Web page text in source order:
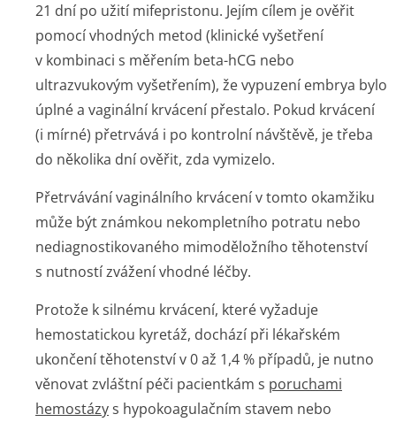
21 dní po užití mifepristonu. Jejím cílem je ověřit
pomocí vhodných metod (klinické vyšetření
v kombinaci s měřením beta-hCG nebo
ultrazvukovým vyšetřením), že vypuzení embrya bylo
úplné a vaginální krvácení přestalo. Pokud krvácení
(i mírné) přetrvává i po kontrolní návštěvě, je třeba
do několika dní ověřit, zda vymizelo.
Přetrvávání vaginálního krvácení v tomto okamžiku
může být známkou nekompletního potratu nebo
nediagnostikovaného mimoděložního těhotenství
s nutností zvážení vhodné léčby.
Protože k silnému krvácení, které vyžaduje
hemostatickou kyretáž, dochází při lékařském
ukončení těhotenství v 0 až 1,4 % případů, je nutno
věnovat zvláštní péči pacientkám s poruchami
hemostázys hypokoagulačním stavem nebo